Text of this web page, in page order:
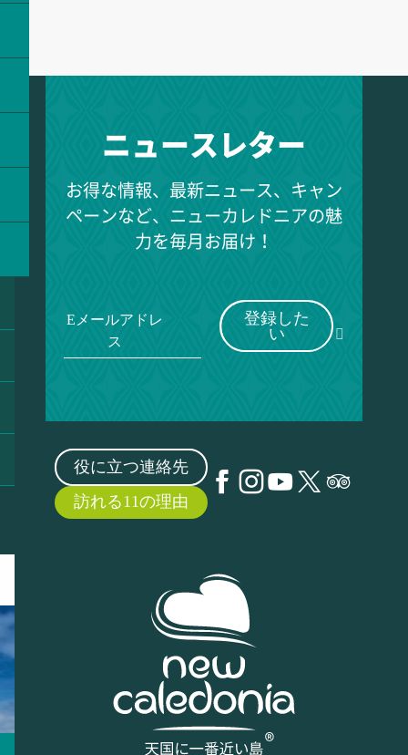
ニュースレター
お得な情報、最新ニュース、キャン
ペーンなど、ニューカレドニアの魅
力を毎月お届け！
Eメールアドレ
ス
登録した
い
役に立つ連絡先
訪れる11の理由